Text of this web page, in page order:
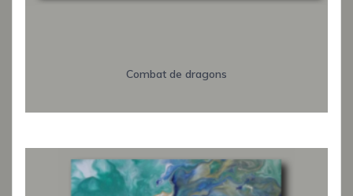
Combat de dragons